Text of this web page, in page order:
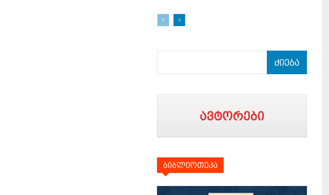
ძიება
ავტორები
ბიბლიოთეკა